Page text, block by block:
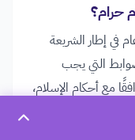
حرام؟
في إطار الشريعة
التي يجب
مع أحكام الإسلام،